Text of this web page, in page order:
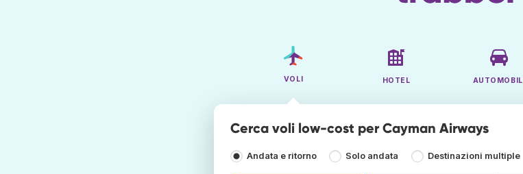
VOLI HOTEL AUTOMOBILI
Cerca voli low-cost per Cayman Airways
Andata e ritorno Solo andata Destinazioni multiple